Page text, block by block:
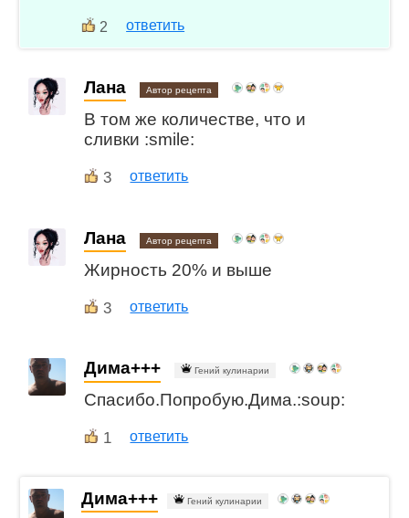
2 ответить
Лана Автор рецепта
В том же количестве, что и
сливки :smile:
3 ответить
Лана Автор рецепта
Жирность 20% и выше
3 ответить
Дима+++ Гений кулинарии
Спасибо.Попробую.Дима.:soup:
1 ответить
Дима+++ Гений кулинарии